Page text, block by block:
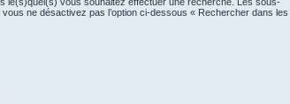
ne désactivez pas l’option ci-dessous « Rechercher dans les